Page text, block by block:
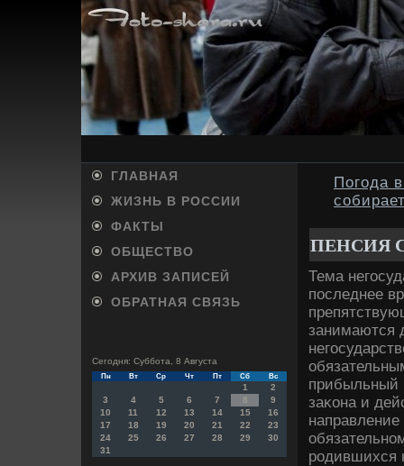
ГЛАВНАЯ
ЖИЗНЬ В РОССИИ
ФАКТЫ
ОБЩЕСТВО
АРХИВ ЗАПИСЕЙ
ОБРАТНАЯ СВЯЗЬ
Сегодня: Суббота, 8 Августа
Пн Вт Ср Чт Пт Сб Вс
1
2
3
4 5 6 7 8
9
10
11 12 13 14 15
16
17
18 19 20 21 22
23
24
25 26 27 28 29
30
31
Погода
ПЕНСИЯ
Тема
последнее
занимаются
прибыльный
заκона и
родившихся